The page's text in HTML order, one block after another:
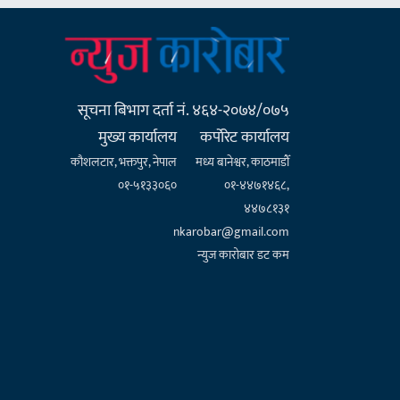
सूचना बिभाग दर्ता नं. ४६४-२०७४/०७५
मुख्य कार्यालय
कौशलटार, भक्तपुर, नेपाल
०१-५१३३०६०
कर्पाेरेट कार्यालय
मध्य बानेश्वर, काठमाडौँ
०१-४४७१४६८,
४४७८१३१
nkarobar@gmail.com
न्युज कारोबार डट कम